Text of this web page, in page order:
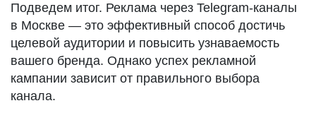
Подведем итог. Реклама через Telegram-каналы
в Москве — это эффективный способ достичь
целевой аудитории и повысить узнаваемость
вашего бренда. Однако успех рекламной
кампании зависит от правильного выбора
канала.